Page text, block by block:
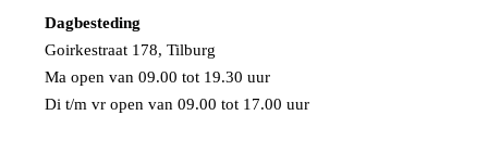
Dagbesteding
Goirkestraat 178, Tilburg
Ma open van 09.00 tot 19.30 uur
Di t/m vr open van 09.00 tot 17.00 uur